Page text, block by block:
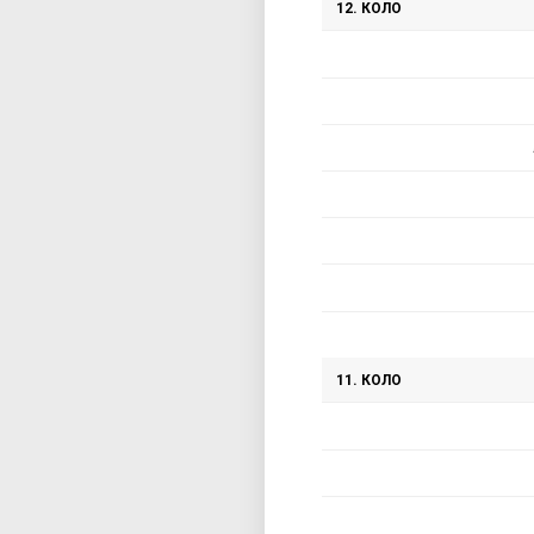
12. КОЛО
11. КОЛО